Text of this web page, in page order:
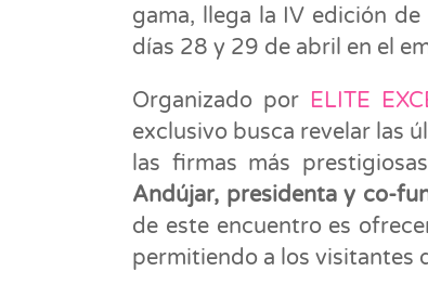
gama, llega la IV edición
días 28 y 29 de abril en el
Organizado por ELITE
exclusivo busca revelar las
las firmas más
Andújar, presidenta y co-
de este encuentro es
permitiendo a los visitantes